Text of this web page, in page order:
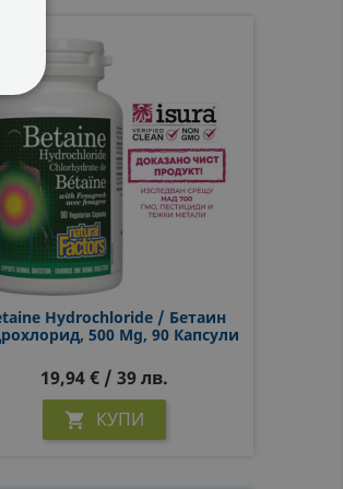
Hydrochloride / Бетаин
500 Mg, 90 Капсули
19,94 € / 39 лв.
 КУПИ